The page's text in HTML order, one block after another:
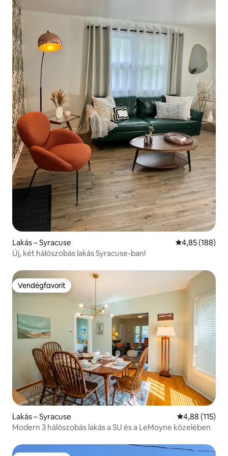
Lakás – Syracuse Átlagos
4,85 (188)
Új, két hálószobás lakás Syracuse-ban!
Vendégfavorit
Vendégfavorit
Lakás – Syracuse Átlagos
4,88 (115)
Modern 3 hálószobás lakás a SU és a LeMoyne közelében